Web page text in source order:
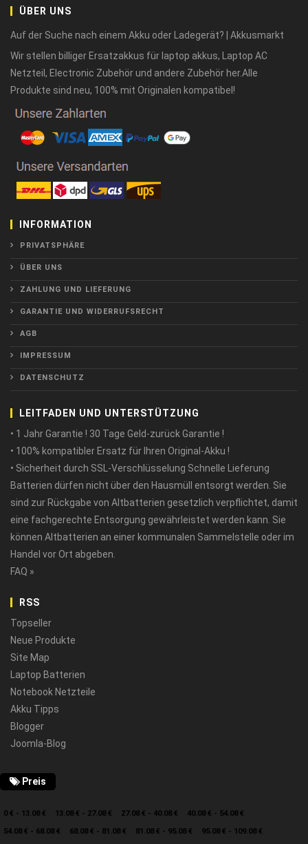
ÜBER UNS
Auf der Suche nach einem Akku oder Ladegerät? | Akkusmarkt
Wir stellen billiger Ersatzakkus für laptop akkus, Laptop AC
Netzteil, Electronic Zubehör und andere Zubehör her.Alle
Produkte sind neu, 100% mit Originalen kompatibel!
INFORMATION
PRIVATSPHÄRE
ÜBER UNS
ZAHLUNG UND LIEFERUNG
GARANTIE UND WIDERRUFSRECHT
AGB
IMPRESSUM
DATENSCHUTZ
LEITFADEN UND UNTERSTÜTZUNG
• 1 Jahr Garantie ! 30 Tage Geld-zurück Garantie !
• 100% kompatibler Ersatz für Ihren Original-Akku !
• Sicherheit durch SSL-Verschlüsselung Schnelle Lieferung
Batterien dürfen nicht über den Hausmüll entsorgt werden. Sie
sind zur Rückgabe von Altbatterien gesetzlich verpflichtet, damit
eine fachgerechte Entsorgung gewährleistet werden kann. Sie
können Altbatterien an einer kommunalen Sammelstelle oder im
Handel vor Ort abgeben.
FAQ »
RSS
Topseller
Neue Produkte
Site Map
Laptop Batterien
Notebook Netzteile
Akku Tipps
Blogger
Joomla-Blog
Preis
0 € - 13.08 € 13.08 € - 27.08 € 27.08 € - 40.08 €
40.08 € - 54.08 €
54.08 € - 68.08 €
68.08 € - 81.08 € 81.08 € - 95.08 € 95.08 € - 109.08 €